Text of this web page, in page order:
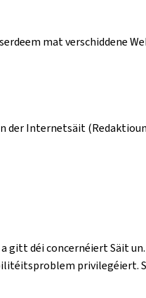
mat verschiddene
der Internetsäit
gitt déi concernéiert Säit
privilegéiert.